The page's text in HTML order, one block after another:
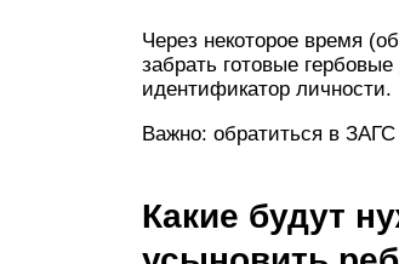
Через некоторое время
забрать готовые
идентификатор личности.
Важно: обратиться в
Какие будут